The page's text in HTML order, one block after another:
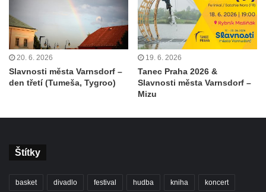
20. 6. 2026
Slavnosti města Varnsdorf –
den třetí (Tumeša, Tygroo)
19. 6. 2026
Tanec Praha 2026 &
Slavnosti města Varnsdorf –
Mizu
Štítky
basket divadlo festival hudba kniha koncert